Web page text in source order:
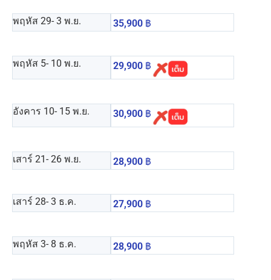
พฤหัส 29- 3 พ.ย. 35,900 ฿
พฤหัส 5- 10 พ.ย. 29,900 ฿
อังคาร 10- 15 พ.ย. 30,900 ฿
เสาร์ 21 - 26 พ.ย. 28,900 ฿
เสาร์ 28- 3 ธ.ค. 27,900 ฿
พฤหัส 3- 8 ธ.ค. 28,900 ฿